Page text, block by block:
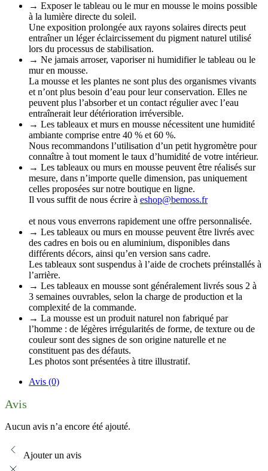
→ Exposer le tableau ou le mur en mousse le moins possible
à la lumière directe du soleil.
Une exposition prolongée aux rayons solaires directs peut
entraîner un léger éclaircissement du pigment naturel utilisé
lors du processus de stabilisation.
→ Ne jamais arroser, vaporiser ni humidifier le tableau ou le
mur en mousse.
La mousse et les plantes ne sont plus des organismes vivants
et n’ont plus besoin d’eau pour leur conservation. Elles ne
peuvent plus l’absorber et un contact régulier avec l’eau
entraînerait leur détérioration irréversible.
→ Les tableaux et murs en mousse nécessitent une humidité
ambiante comprise entre 40 % et 60 %.
Nous recommandons l’utilisation d’un petit hygromètre pour
connaître à tout moment le taux d’humidité de votre intérieur.
→ Les tableaux ou murs en mousse peuvent être réalisés sur
mesure, dans n’importe quelle dimension, pas uniquement
celles proposées sur notre boutique en ligne.
Il vous suffit de nous écrire à eshop@bemoss.fr
et nous vous enverrons rapidement une offre personnalisée.
→ Les tableaux ou murs en mousse peuvent être livrés avec
des cadres en bois ou en aluminium, disponibles dans
différents décors, ainsi qu’en version sans cadre.
Les tableaux sont suspendus à l’aide de crochets préinstallés à
l’arrière.
→ Les tableaux en mousse sont généralement livrés sous 2 à
3 semaines ouvrables, selon la charge de production et la
complexité de la commande.
→ La mousse est un produit naturel non fabriqué par
l’homme : de légères irrégularités de forme, de texture ou de
couleur sont des signes de son origine naturelle et ne
constituent pas des défauts.
Les photos sont présentées à titre illustratif.
Avis (0)
Avis
Aucun avis n’a encore été ajouté.
Ajouter un avis